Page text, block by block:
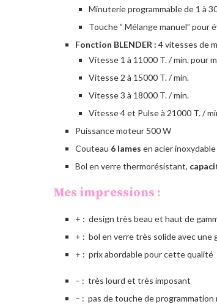
Minuterie programmable de 1 à
Touche ” Mélange manuel”
Fonction BLENDER : 4 vitesses de
Vitesse 1 à 11000 T. / min. pour
Vitesse 2 à 15000 T. / min.
Vitesse 3 à 18000 T. / min.
Vitesse 4 et Pulse à 21000 T. /
Puissance moteur 500 W
Couteau 6 lames en acier
Bol en verre thermorésistant,
Mes impressions :
+ : design très beau et haut de
+ : bol en verre très solide avec une
+ : prix abordable pour cette qualité
– : très lourd et très imposant
– : pas de touche de